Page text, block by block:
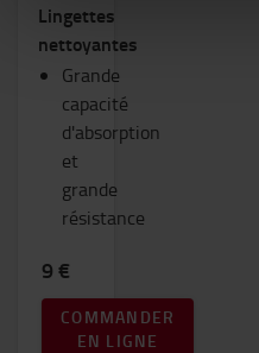
Lingettes
nettoyantes
Grande
capacité
d'absorption
et
grande
résistance
9 €
COMMANDER
EN LIGNE